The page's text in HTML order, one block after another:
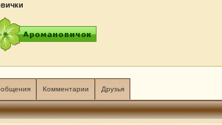
Комментарии Друзья